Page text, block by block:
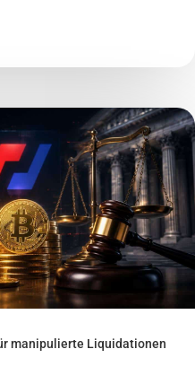
manipulierte Liquidationen